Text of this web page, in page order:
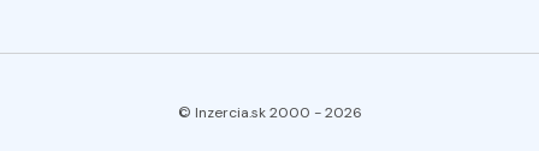
© Inzercia.sk 2000 -2026